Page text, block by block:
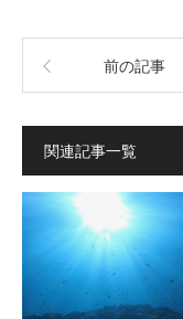
前の記事
関連記事一覧